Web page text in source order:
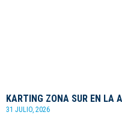
KARTING ZONA SUR EN LA
31 JULIO, 2026